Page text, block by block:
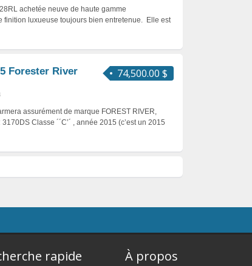
achetée neuve de haute gamme
finition luxueuse toujours bien entretenue. Elle est
74,500.00 $
Forester River
assurément de marque FOREST RIVER,
Classe ´´C’´ , année 2015 (c’est un 2015
rapide À propos